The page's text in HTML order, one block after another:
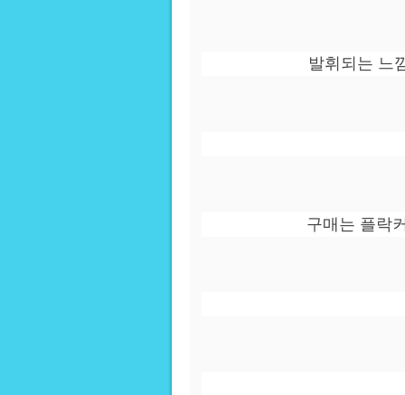
발휘되는 느
구매는 플락